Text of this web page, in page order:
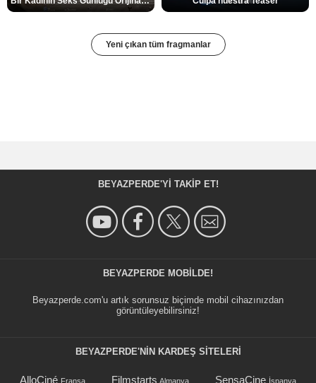
Yeni çıkan tüm fragmanlar
BEYAZPERDE'YI TAKIP ET!
BEYAZPERDE MOBILDE!
Beyazperde.com'u artık sorunsuz biçimde mobil cihazınızdan
görüntüleyebilirsiniz!
BEYAZPERDE'NIN KARDEŞ SİTELERİ
AlloCiné Fransa Filmstarts Almanya SensaCine İspanya